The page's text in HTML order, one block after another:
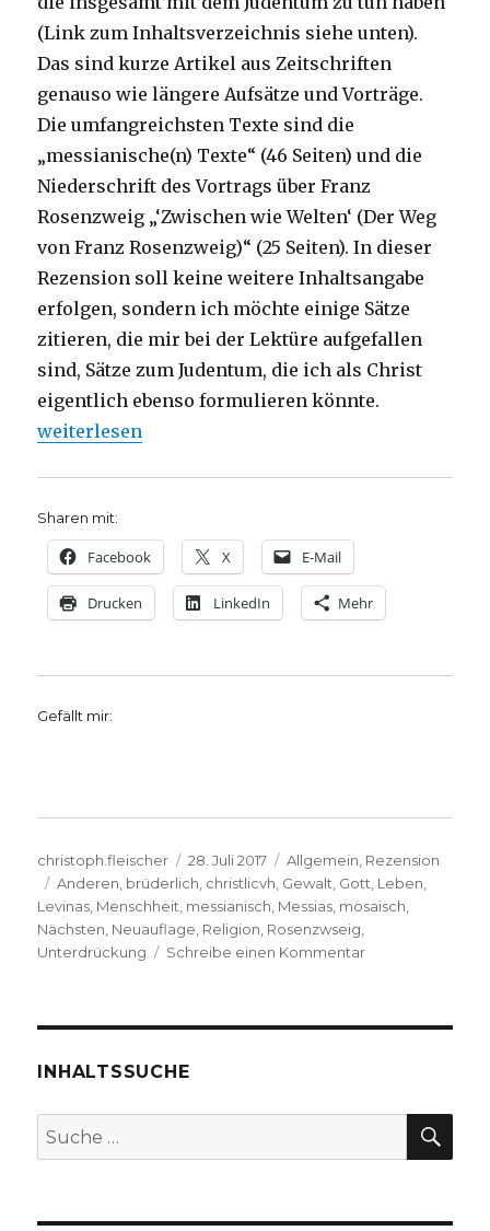
(Link zum Inhaltsverzeichnis siehe unten).
Das sind kurze Artikel aus Zeitschriften
genauso wie längere Aufsätze und Vorträge.
Die umfangreichsten Texte sind die
„messianische(n) Texte“ (46 Seiten) und die
Niederschrift des Vortrags über Franz
Rosenzweig „‘Zwischen wie Welten‘ (Der Weg
von Franz Rosenzweig)“ (25 Seiten). In dieser
Rezension soll keine weitere Inhaltsangabe
erfolgen, sondern ich möchte einige Sätze
zitieren, die mir bei der Lektüre aufgefallen
sind, Sätze zum Judentum, die ich als Christ
eigentlich ebenso formulieren könnte.
„Jüdische Religion, philosophisch betrachtet,
weiterlesen
Sharen mit:
Facebook X E-Mail
Drucken LinkedIn Mehr
Gefällt mir:
Autor
christoph.fleischer
Veröffentlicht
am
28. Juli 2017 Kategorien
Allgemein, Rezension
Schlagwörter
Anderen, brüderlich, christlicvh, Gewalt, Gott, Leben,
Levinas, Menschheit, messianisch, Messias, mosaisch,
Nächsten, Neuauflage, Religion, Rosenzwseig,
Unterdrückung
Schreibe einen Kommentarzu
Christoph
Fleischer,
Welver
INHALTSSUCHE
Suche
nach: